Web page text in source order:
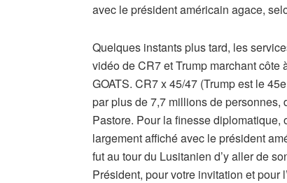
avec le président américain agace,
Quelques instants plus tard, les
vidéo de CR7 et Trump marchant
GOATS. CR7 x 45/47 (Trump est le
par plus de 7,7 millions de
Pastore. Pour la finesse diplomatique,
largement affiché avec le président
fut au tour du Lusitanien d’y aller de
Président, pour votre invitation et